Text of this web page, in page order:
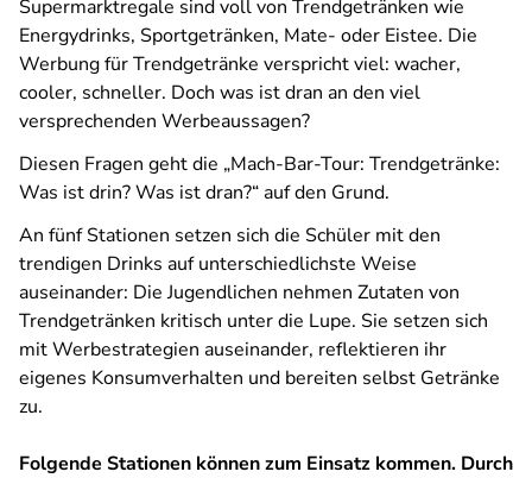
Supermarktregale sind voll von Trendgetränken wie
Energydrinks, Sportgetränken, Mate- oder Eistee. Die
Werbung für Trendgetränke verspricht viel: wacher,
cooler, schneller. Doch was ist dran an den viel
versprechenden Werbeaussagen?
Diesen Fragen geht die „Mach-Bar-Tour: Trendgetränke:
Was ist drin? Was ist dran?“ auf den Grund.
An fünf Stationen setzen sich die Schüler mit den
trendigen Drinks auf unterschiedlichste Weise
auseinander: Die Jugendlichen nehmen Zutaten von
Trendgetränken kritisch unter die Lupe. Sie setzen sich
mit Werbestrategien auseinander, reflektieren ihr
eigenes Konsumverhalten und bereiten selbst Getränke
zu.
Folgende Stationen können zum Einsatz kommen. Durch